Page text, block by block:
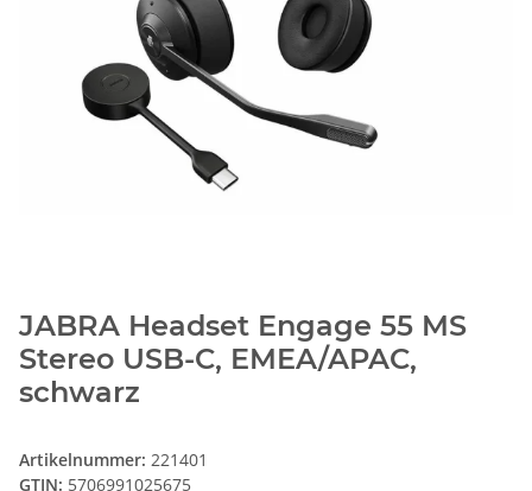
JABRA Headset Engage 55 MS
Stereo USB-C, EMEA/APAC,
schwarz
Artikelnummer: 221401
GTIN: 5706991025675